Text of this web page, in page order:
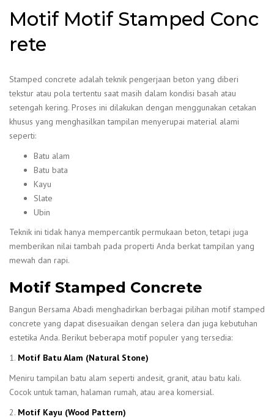
Motif Motif Stamped Conc
rete
Stamped concrete adalah teknik pengerjaan beton yang diberi
tekstur atau pola tertentu saat masih dalam kondisi basah atau
setengah kering. Proses ini dilakukan dengan menggunakan cetakan
khusus yang menghasilkan tampilan menyerupai material alami
seperti:
Batu alam
Batu bata
Kayu
Slate
Ubin
Teknik ini tidak hanya mempercantik permukaan beton, tetapi juga
memberikan nilai tambah pada properti Anda berkat tampilan yang
mewah dan rapi.
Motif Stamped Concrete
Bangun Bersama Abadi menghadirkan berbagai pilihan motif stamped
concrete yang dapat disesuaikan dengan selera dan juga kebutuhan
estetika Anda. Berikut beberapa motif populer yang tersedia:
1. Motif Batu Alam (Natural Stone)
Meniru tampilan batu alam seperti andesit, granit, atau batu kali.
Cocok untuk taman, halaman rumah, atau area komersial.
2. Motif Kayu (Wood Pattern)